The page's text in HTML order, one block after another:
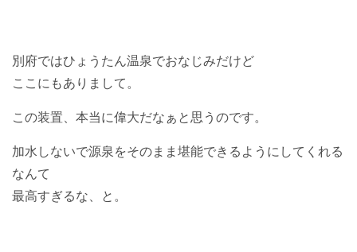
別府ではひょうたん温泉でおなじみだけど
ここにもありまして。
この装置、本当に偉大だなぁと思うのです。
加水しないで源泉をそのまま堪能できるようにしてくれる
なんて
最高すぎるな、と。